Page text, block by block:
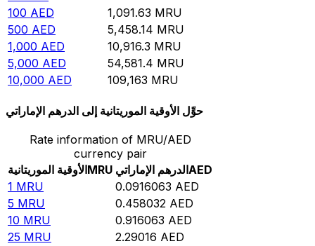
100 AED 1,091.63 MRU
500 AED 5,458.14 MRU
1,000 AED 10,916.3 MRU
5,000 AED 54,581.4 MRU
10,000 AED 109,163 MRU
حوِّل الأوقية الموريتانية إلى الدرهم الإماراتي
Rate information of MRU/AED
currency pair
الأوقية الموريتانيةMRU الدرهم الإماراتيAED
1 MRU 0.0916063 AED
5 MRU 0.458032 AED
10 MRU 0.916063 AED
25 MRU 2.29016 AED